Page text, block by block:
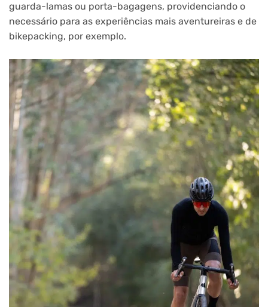
guarda-lamas ou porta-bagagens, providenciando o
necessário para as experiências mais aventureiras e de
bikepacking, por exemplo.